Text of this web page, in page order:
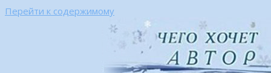
Перейти к содержимому